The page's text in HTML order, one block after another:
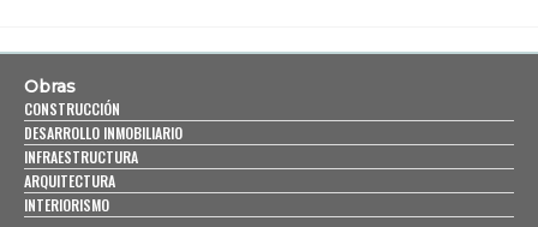
Obras
CONSTRUCCIÓN
DESARROLLO INMOBILIARIO
INFRAESTRUCTURA
ARQUITECTURA
INTERIORISMO